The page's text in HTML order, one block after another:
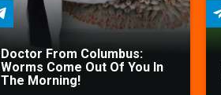
Doctor From Columbus:
Worms Come Out Of You In
The Morning!